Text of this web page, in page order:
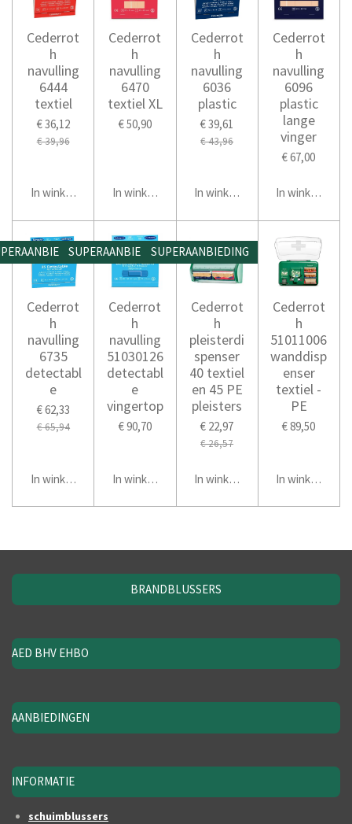
Cederrot
h
navulling
6444
textiel
€ 36,12
€ 39,96
In winkelwagen
Cederrot
h
navulling
6470
textiel XL
€ 50,90
In winkelwagen
Cederrot
h
navulling
6036
plastic
€ 39,61
€ 43,96
In winkelwagen
Cederrot
h
navulling
6096
plastic
lange
vinger
€ 67,00
In winkelwagen
Cederrot
h
navulling
6735
detectabl
e
€ 62,33
€ 65,94
In winkelwagen
SUPERAANBIEDING
Cederrot
h
navulling
51030126
detectabl
e
vingertop
€ 90,70
In winkelwagen
SUPERAANBIEDING
Cederrot
h
pleisterdi
spenser
40 textiel
en 45 PE
pleisters
€ 22,97
€ 26,57
In winkelwagen
Cederrot
h
51011006
wanddisp
enser
textiel -
PE
€ 89,50
In winkelwagen
BRANDBLUSSERS
AED BHV EHBO
AANBIEDINGEN
INFORMATIE
schuimblussers